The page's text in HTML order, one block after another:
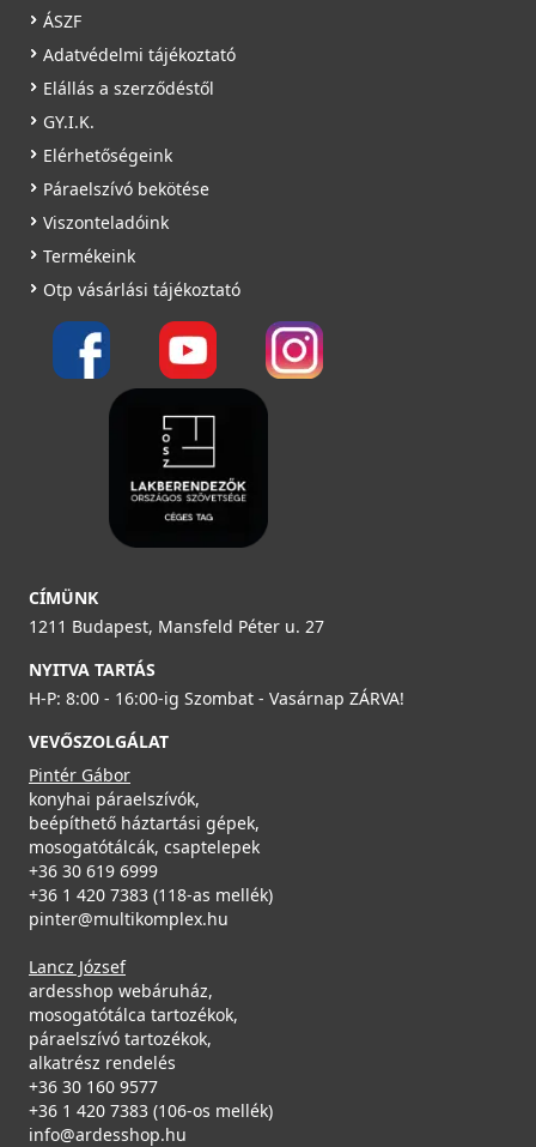
ÁSZF
Adatvédelmi tájékoztató
Elállás a szerződéstől
GY.I.K.
Elérhetőségeink
Páraelszívó bekötése
Viszonteladóink
Termékeink
Otp vásárlási tájékoztató
CÍMÜNK
1211 Budapest, Mansfeld Péter u. 27
NYITVA TARTÁS
H-P: 8:00 - 16:00-ig Szombat - Vasárnap ZÁRVA!
VEVŐSZOLGÁLAT
Pintér Gábor
konyhai páraelszívók,
beépíthető háztartási gépek,
mosogatótálcák, csaptelepek
+36 30 619 6999
+36 1 420 7383 (118-as mellék)
pinter@multikomplex.hu
Lancz József
ardesshop webáruház,
mosogatótálca tartozékok,
páraelszívó tartozékok,
alkatrész rendelés
+36 30 160 9577
+36 1 420 7383 (106-os mellék)
info@ardesshop.hu